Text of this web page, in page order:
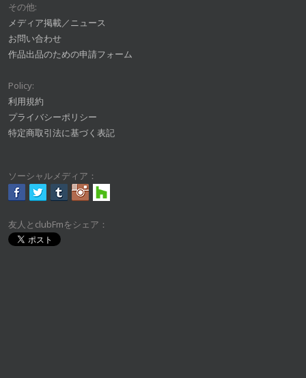
その他:
メディア掲載／ニュース
お問い合わせ
作品出品のための申請フォーム
Policy:
利用規約
プライバシーポリシー
特定商取引法に基づく表記
ソーシャルメディア：
友人とclubFmをシェア：